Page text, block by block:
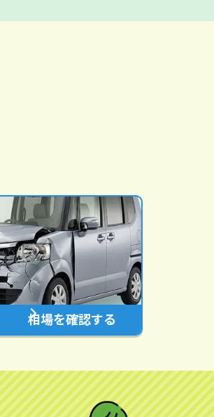
相場を確認する